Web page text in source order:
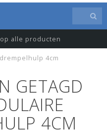
alle producten
4cm
GETAGD
4CM